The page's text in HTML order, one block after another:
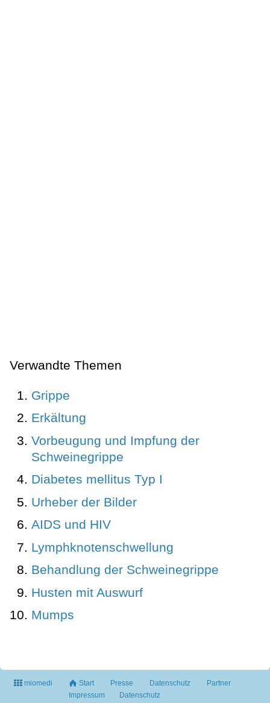
Verwandte Themen
Grippe
Erkältung
Vorbeugung und Impfung der
Schweinegrippe
Diabetes mellitus Typ I
Urheber der Bilder
AIDS und HIV
Lymphknotenschwellung
Behandlung der Schweinegrippe
Husten mit Auswurf
Mumps
miomedi Start Presse Datenschutz
Partner
Impressum
Datenschutz